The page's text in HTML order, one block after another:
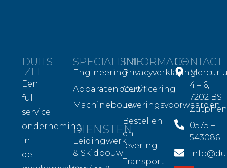
DUITS
ZLI
Een
full
service
onderneming
in
de
SPECIALISME
Engineering
Apparatenbouw
Machinebouw
DIENSTEN
Leidingwerk
& Skidbouw
INFORMATIE
Privacyverklaring
Certificering
Leveringsvoorwaarden
Bestellen
en
levering
Transport
CONTACT
4 – 6,
7202 BS
0575 –
543086